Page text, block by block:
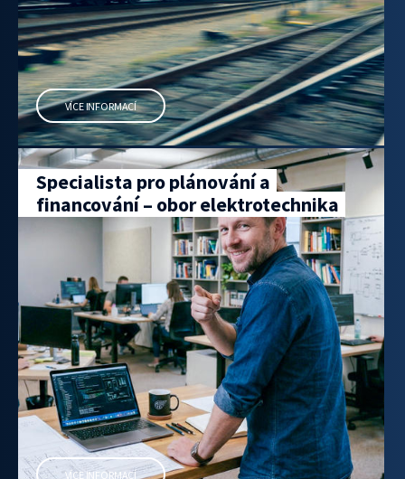
VÍCE INFORMACÍ
Specialista pro plánování a
financování – obor elektrotechnika
VÍCE INFORMACÍ